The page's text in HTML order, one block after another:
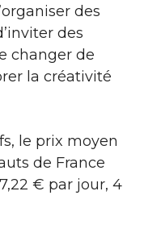
des
des
changer de
la créativité
le prix moyen
de France
€ par jour, 4